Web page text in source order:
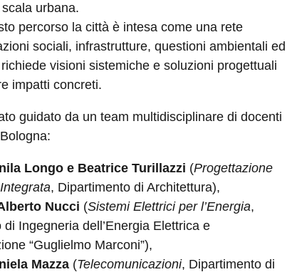
urbana.
percorso la città è intesa come una rete
sociali, infrastrutture, questioni ambientali ed
visioni sistemiche e soluzioni progettuali
impatti concreti.
guidato da un team multidisciplinare di docenti
Longo e Beatrice Turillazzi (Progettazione
, Dipartimento di Architettura),
Nucci (Sistemi Elettrici per l’Energia,
di Ingegneria dell’Energia Elettrica e
“Guglielmo Marconi”),
Mazza (Telecomunicazioni, Dipartimento di